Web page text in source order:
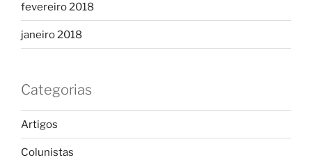
fevereiro 2018
janeiro 2018
Categorias
Artigos
Colunistas